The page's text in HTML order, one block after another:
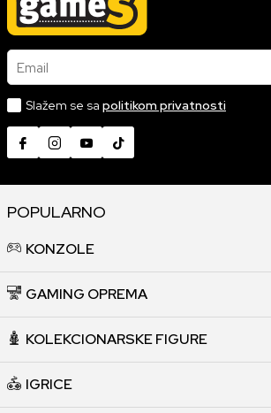
Email
Slažem se sa politikom privatnosti
POPULARNO
KONZOLE
GAMING OPREMA
KOLEKCIONARSKE FIGURE
IGRICE